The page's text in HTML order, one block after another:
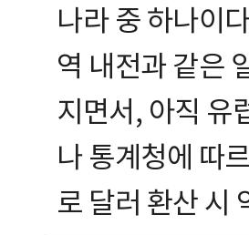
나라 중 하나이
역 내전과 같은
지면서, 아직 유
나 통계청에 따
로 달러 환산 시